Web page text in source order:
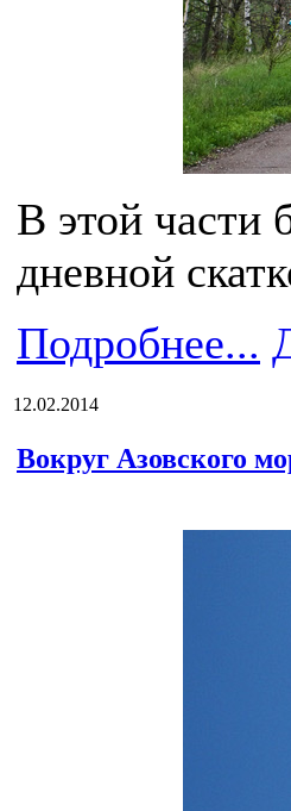
В этой части
дневной
Подробнее...
12.02.2014
Вокруг Азовского